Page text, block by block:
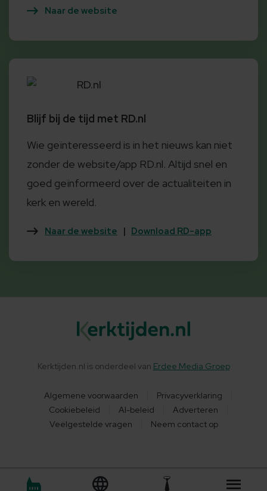
Naar de website
RD.nl
Blijf bij de tijd met RD.nl
Wie geïnteresseerd is in het nieuws kan niet
zonder de website/app RD.nl. Altijd snel en
goed geïnformeerd over de actualiteiten in
kerk en wereld.
Naar de website | Download RD-app
Kerktijden.nl is onderdeel van Erdee Media Groep
Algemene voorwaarden
Privacyverklaring
Cookiebeleid
AI-beleid
Adverteren
Veelgestelde vragen
Neem contact op